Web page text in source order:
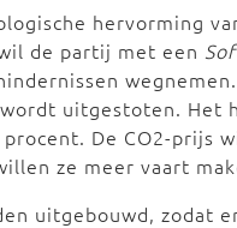
hervorming
de partij met een
uitgestoten. Het
De CO2-prijs
ze meer vaart
uitgebouwd, zodat